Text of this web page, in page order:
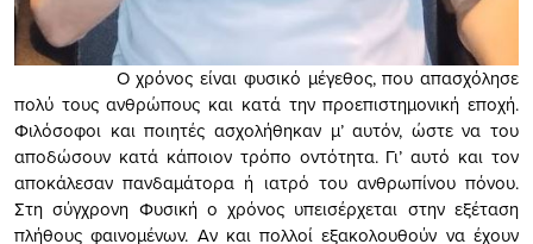
Ο χρόνος είναι φυσικό μέγεθος, που απασχόλησε
πολύ τους ανθρώπους και κατά την προεπιστημονική εποχή.
Φιλόσοφοι και ποιητές ασχολήθηκαν μ’ αυτόν, ώστε να του
αποδώσουν κατά κάποιον τρόπο οντότητα. Γι’ αυτό και τον
αποκάλεσαν πανδαμάτορα ή ιατρό του ανθρωπίνου πόνου.
Στη σύγχρονη Φυσική ο χρόνος υπεισέρχεται στην εξέταση
πλήθους φαινομένων. Αν και πολλοί εξακολουθούν να έχουν